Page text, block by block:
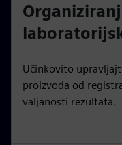
Učinkovito
proizvoda od
valjanosti rezultata.